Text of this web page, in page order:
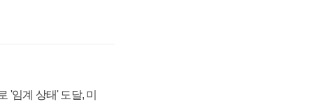
'임계 상태' 도달, 미